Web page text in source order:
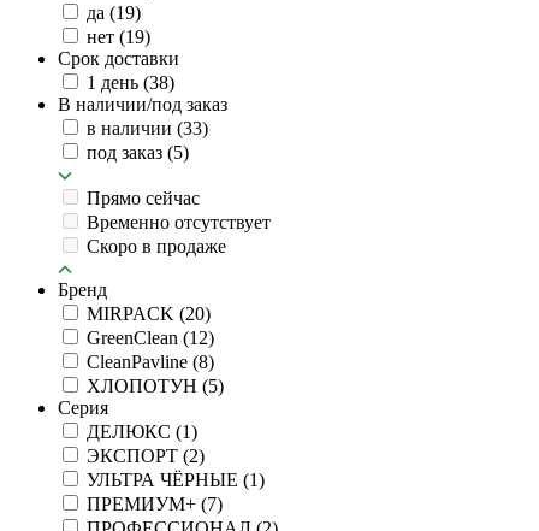
да (19)
нет (19)
Срок доставки
1 день (38)
В наличии/под заказ
в наличии (33)
под заказ (5)
Прямо сейчас
Временно отсутствует
Скоро в продаже
Бренд
MIRPACK (20)
GreenClean (12)
CleanPavline (8)
ХЛОПОТУН (5)
Серия
ДЕЛЮКС (1)
ЭКСПОРТ (2)
УЛЬТРА ЧЁРНЫЕ (1)
ПРЕМИУМ+ (7)